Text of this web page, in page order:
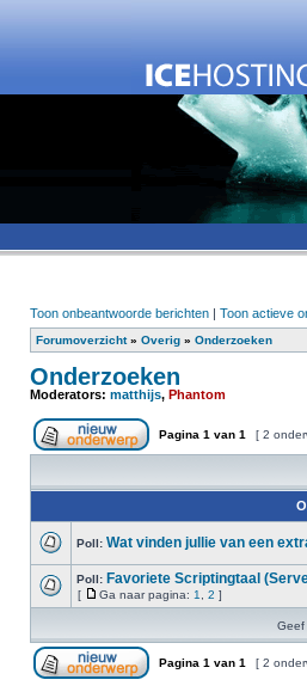
Toon onbeantwoorde berichten | Toon actieve
Forumoverzicht» Overig » Onderzoeken
Onderzoeken
Moderators: matthijs, Phantom
Pagina 1 van 1 [ 2
Poll: Wat vinden jullie van een
Poll: Favoriete Scriptingtaal
[ Ga naar pagina: 1 2 ]
Geef
Pagina 1 van 1 [ 2